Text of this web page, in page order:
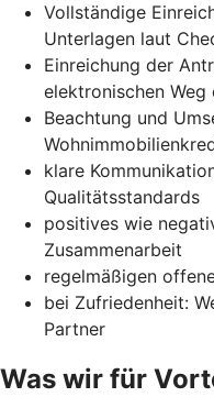
Vollständige
Unterlagen laut
Einreichung der
elektronischen
Beachtung und
klare
Qualitätsstandards
positives wie
Zusammenarbeit
regelmäßigen
bei Zufriedenheit:
Partner
Was wir für